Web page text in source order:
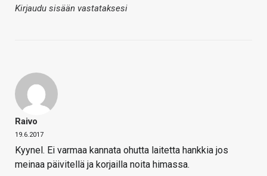
Kirjaudu sisään vastataksesi
Raivo
19.6.2017
Kyynel. Ei varmaa kannata ohutta laitetta hankkia jos
meinaa päivitellä ja korjailla noita himassa.